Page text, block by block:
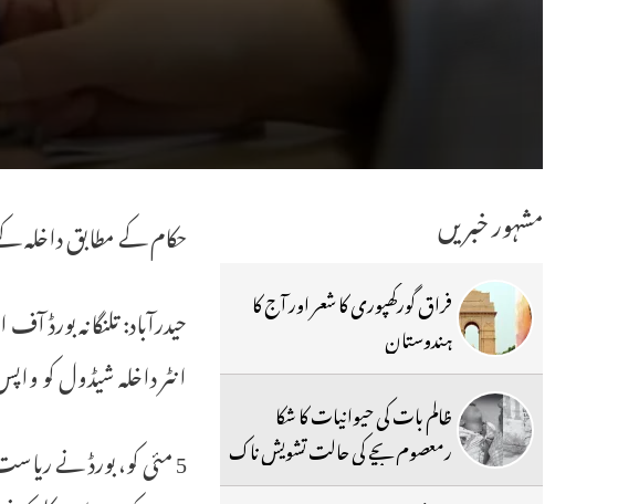
حکام کے مطابق داخلہ
انٹر داخلہ شیڈول کو
مشہور خبریں
فراق گورکھپوری کا شعر اور آج کا
ہندوستان
ظالم بات کی حیوانیات کا شکا
رمعصوم بچے کی حالت تشویش ناک